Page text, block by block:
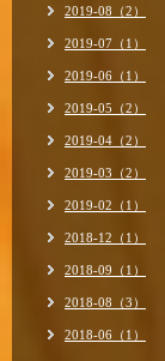
2019-08（2）
2019-07（1）
2019-06（1）
2019-05（2）
2019-04（2）
2019-03（2）
2019-02（1）
2018-12（1）
2018-09（1）
2018-08（3）
2018-06（1）